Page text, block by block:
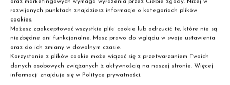
rozwijanych punktach znajdziesz informacje o kategoriach plików
cookies.
Możesz zaakceptować wszystkie pliki cookie lub odrzucić te, które nie są
niezbędne ani funkcjonalne. Masz prawo do wglądu w swoje ustawienia
oraz do ich zmiany w dowolnym czasie.
Korzystanie z plików cookie może wiązać się z przetwarzaniem Twoich
danych osobowych związanych z aktywnością na naszej stronie. Więcej
informacji znajduje się w Polityce prywatności.
Read More